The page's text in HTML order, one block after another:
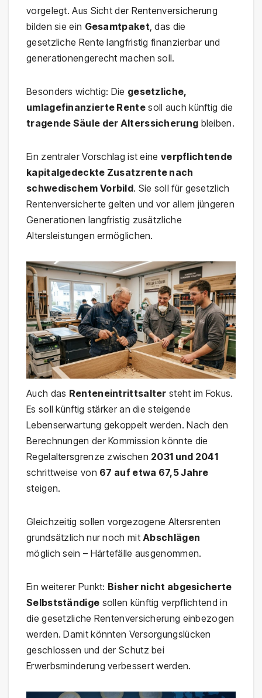
vorgelegt. Aus Sicht der Rentenversicherung
bilden sie ein Gesamtpaket , das die
gesetzliche Rente langfristig finanzierbar und
generationengerecht machen soll.
Besonders wichtig: Die gesetzliche,
umlagefinanzierte Rentesoll auch künftig die
tragende Säule der Alterssicherung bleiben.
Ein zentraler Vorschlag ist eine verpflichtende
kapitalgedeckte Zusatzrente nach
schwedischem Vorbild. Sie soll für gesetzlich
Rentenversicherte gelten und vor allem jüngeren
Generationen langfristig zusätzliche
Altersleistungen ermöglichen.
Auch das Renteneintrittsalter steht im Fokus.
Es soll künftig stärker an die steigende
Lebenserwartung gekoppelt werden. Nach den
Berechnungen der Kommission könnte die
Regelaltersgrenze zwischen 2031 und 2041
schrittweise von 67 auf etwa 67,5 Jahre
steigen.
Gleichzeitig sollen vorgezogene Altersrenten
grundsätzlich nur noch mitAbschlägen
möglich sein – Härtefälle ausgenommen.
Ein weiterer Punkt: Bisher nicht abgesicherte
Selbstständige sollen künftig verpflichtend in
die gesetzliche Rentenversicherung einbezogen
werden. Damit könnten Versorgungslücken
geschlossen und der Schutz bei
Erwerbsminderung verbessert werden.